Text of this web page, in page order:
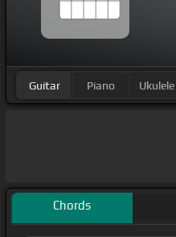
Guitar Piano Ukulele
Chords